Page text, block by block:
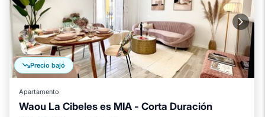
Precio bajó
Apartamento
Waou La Cibeles es MIA - Corta Duración